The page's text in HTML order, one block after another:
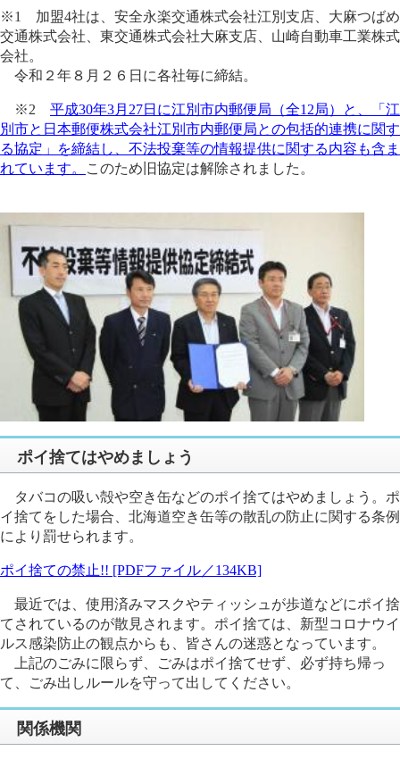
※1 加盟4社は、安全永楽交通株式会社江別支店、大麻つばめ
交通株式会社、東交通株式会社大麻支店、山崎自動車工業株式
会社。
令和２年８月２６日に各社毎に締結。
※2 平成30年3月27日に江別市内郵便局（全12局）と、「江
別市と日本郵便株式会社江別市内郵便局との包括的連携に関す
る協定」を締結し、不法投棄等の情報提供に関する内容も含ま
れています。
このため旧協定は解除されました。
ポイ捨てはやめましょう
タバコの吸い殻や空き缶などのポイ捨てはやめましょう。ポ
イ捨てをした場合、北海道空き缶等の散乱の防止に関する条例
により罰せられます。
ポイ捨ての禁止!! [PDFファイル／134KB]
最近では、使用済みマスクやティッシュが歩道などにポイ捨
てされているのが散見されます。ポイ捨ては、新型コロナウイ
ルス感染防止の観点からも、皆さんの迷惑となっています。
上記のごみに限らず、ごみはポイ捨てせず、必ず持ち帰っ
て、ごみ出しルールを守って出してください。
関係機関